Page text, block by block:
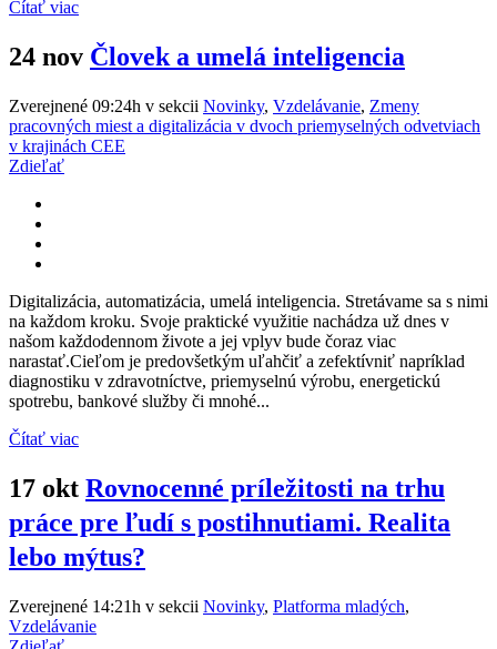
Čítať viac
24 nov Človek a umelá inteligencia
Zverejnené 09:24h v sekcii Novinky, Vzdelávanie, Zmeny
pracovných miest a digitalizácia v dvoch priemyselných odvetviach
v krajinách CEE
Zdieľať
Digitalizácia, automatizácia, umelá inteligencia. Stretávame sa s nimi
na každom kroku. Svoje praktické využitie nachádza už dnes v
našom každodennom živote a jej vplyv bude čoraz viac
narastať.Cieľom je predovšetkým uľahčiť a zefektívniť napríklad
diagnostiku v zdravotníctve, priemyselnú výrobu, energetickú
spotrebu, bankové služby či mnohé...
Čítať viac
17 okt Rovnocenné príležitosti na trhu
práce pre ľudí s postihnutiami. Realita
lebo mýtus?
Zverejnené 14:21h v sekcii Novinky, Platforma mladých,
Vzdelávanie